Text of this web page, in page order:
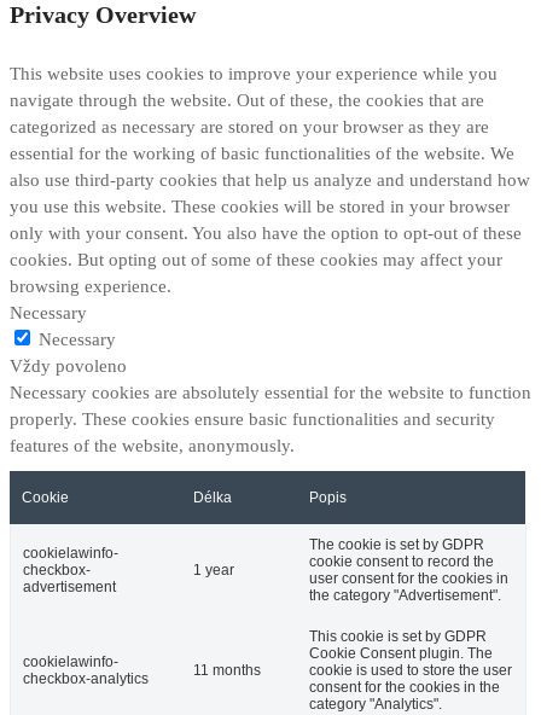
Privacy Overview
This website uses cookies to improve your experience while you
navigate through the website. Out of these, the cookies that are
categorized as necessary are stored on your browser as they are
essential for the working of basic functionalities of the website. We
also use third-party cookies that help us analyze and understand how
you use this website. These cookies will be stored in your browser
only with your consent. You also have the option to opt-out of these
cookies. But opting out of some of these cookies may affect your
browsing experience.
Necessary
Necessary
Vždy povoleno
Necessary cookies are absolutely essential for the website to function
properly. These cookies ensure basic functionalities and security
features of the website, anonymously.
Cookie Délka Popis
cookielawinfo-
checkbox-
advertisement
1 year
The cookie is set by GDPR
cookie consent to record the
user consent for the cookies in
the category "Advertisement".
cookielawinfo-
checkbox-analytics
11 months
This cookie is set by GDPR
Cookie Consent plugin. The
cookie is used to store the user
consent for the cookies in the
category "Analytics".